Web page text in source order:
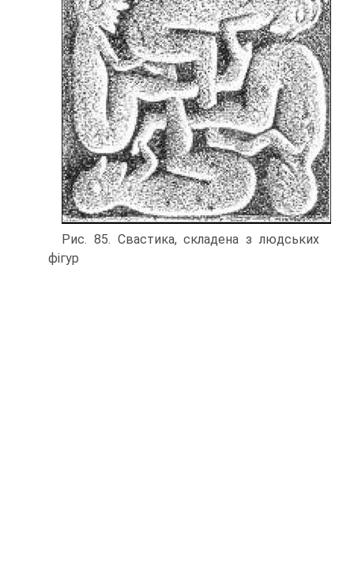
Рис. 85. Свастика, складена з людських
фігур